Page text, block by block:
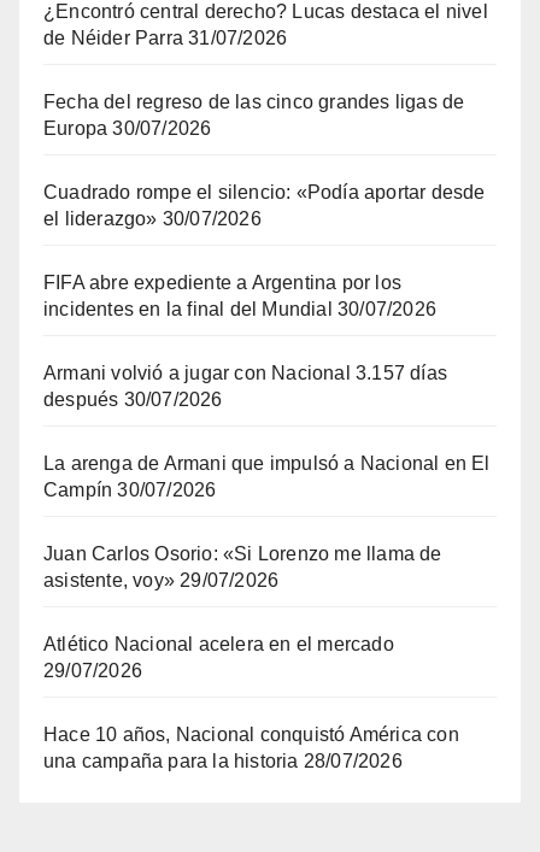
¿Encontró central derecho? Lucas destaca el nivel
de Néider Parra 31/07/2026
Fecha del regreso de las cinco grandes ligas de
Europa 30/07/2026
Cuadrado rompe el silencio: «Podía aportar desde
el liderazgo» 30/07/2026
FIFA abre expediente a Argentina por los
incidentes en la final del Mundial 30/07/2026
Armani volvió a jugar con Nacional 3.157 días
después 30/07/2026
La arenga de Armani que impulsó a Nacional en El
Campín 30/07/2026
Juan Carlos Osorio: «Si Lorenzo me llama de
asistente, voy» 29/07/2026
Atlético Nacional acelera en el mercado
29/07/2026
Hace 10 años, Nacional conquistó América con
una campaña para la historia 28/07/2026